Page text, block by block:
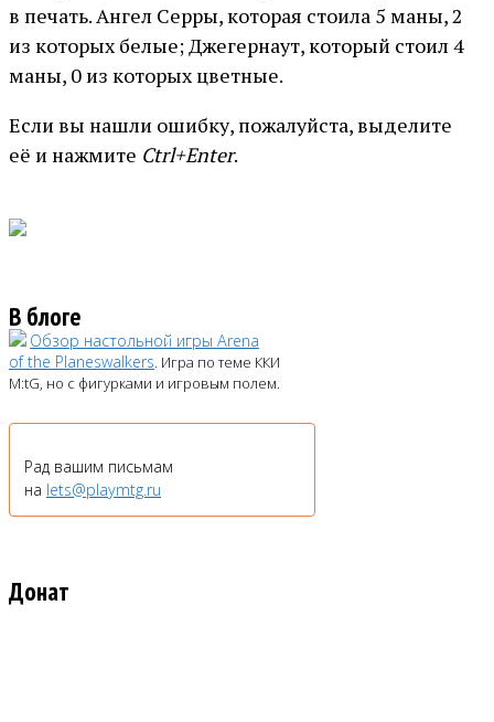
в печать. Ангел Серры, которая стоила 5 маны, 2
из которых белые; Джегернаут, который стоил 4
маны, 0 из которых цветные.
Если вы нашли ошибку, пожалуйста, выделите
её и нажмите Ctrl+Enter.
В блоге
Обзор настольной игры Arena
of the Planeswalkers. Игра по теме ККИ
M:tG, но с фигурками и игровым полем.
Рад вашим письмам
на lets@playmtg.ru
Донат